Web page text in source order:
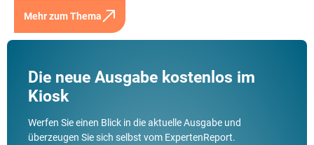
Mehr zum Thema
Die neue Ausgabe kostenlos im
Kiosk
Werfen Sie einen Blick in die aktuelle Ausgabe und
überzeugen Sie sich selbst vom ExpertenReport.